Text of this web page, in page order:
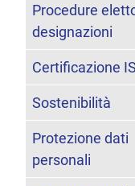
Procedure
designazioni
Certificazione
Sostenibilità
Protezione dati
personali